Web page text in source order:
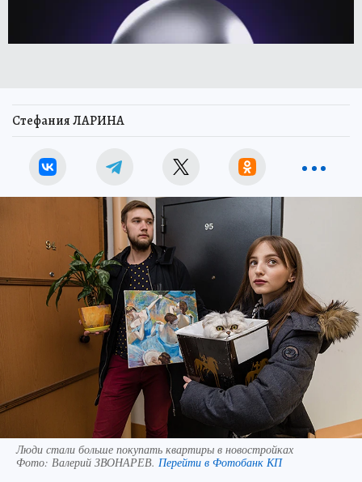
Стефания ЛАРИНА
Люди стали больше покупать квартиры в новостройках
Фото: Валерий ЗВОНАРЕВ. Перейти в Фотобанк КП